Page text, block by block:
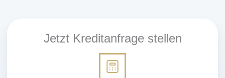
Jetzt Kreditanfrage stellen